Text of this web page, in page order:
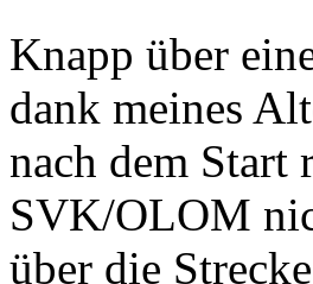
Knapp über
dank meines
nach dem Start
SVK/OLOM
über die